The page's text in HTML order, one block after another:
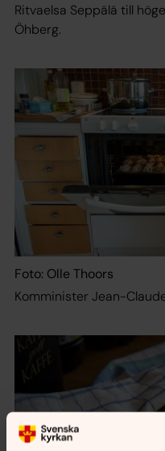
Ritvaelsa Seppälä till
Öhberg.
Foto: Olle Thoors
Komminister Jean-